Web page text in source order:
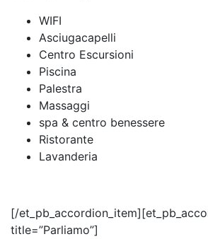
WIFI
Asciugacapelli
Centro Escursioni
Piscina
Palestra
Massaggi
spa & centro benessere
Ristorante
Lavanderia
[/
title=”Parliamo”]